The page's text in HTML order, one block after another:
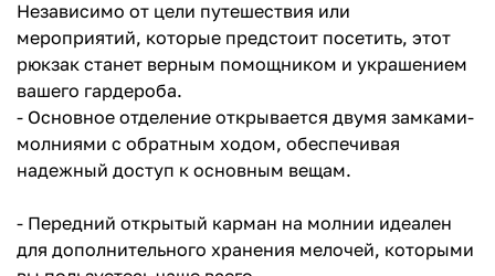
Независимо от цели путешествия или
мероприятий, которые предстоит посетить, этот
рюкзак станет верным помощником и украшением
вашего гардероба.
- Основное отделение открывается двумя замками-
молниями с обратным ходом, обеспечивая
надежный доступ к основным вещам.
- Передний открытый карман на молнии идеален
для дополнительного хранения мелочей, которыми